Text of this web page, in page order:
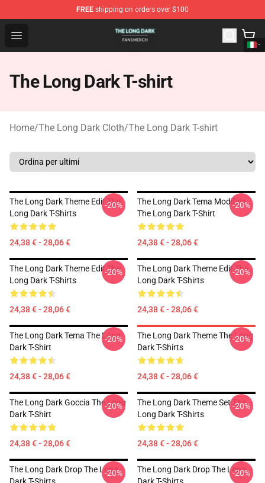
FREE shipping on orders over $100
Open menu
The Long Dark Shop - Official The Long Dark
The Long Dark T-shirt
Home/The Long Dark Cloth/The Long Dark T-shirt
The Long Dark Theme Edit The
Long Dark T-Shirts
24,38 € - 28,06 €
-20%
The Long Dark Tema Modifica
The Long Dark T-Shirt
24,38 € - 28,06 €
-20%
The Long Dark Theme Edit The
Long Dark T-Shirts
24,38 € - 28,06 €
-20%
The Long Dark Theme Edit The
Long Dark T-Shirts
24,38 € - 28,06 €
-20%
The Long Dark Tema The Long
Dark T-Shirt
24,38 € - 28,06 €
-20%
The Long Dark Theme The Long
Dark T-Shirts
24,38 € - 28,06 €
-20%
The Long Dark Goccia The Long
Dark T-Shirt
24,38 € - 28,06 €
-20%
The Long Dark Theme Set The
Long Dark T-Shirts
24,38 € - 28,06 €
-20%
The Long Dark Drop The Long
-20%
The Long Dark Drop The Long
-20%